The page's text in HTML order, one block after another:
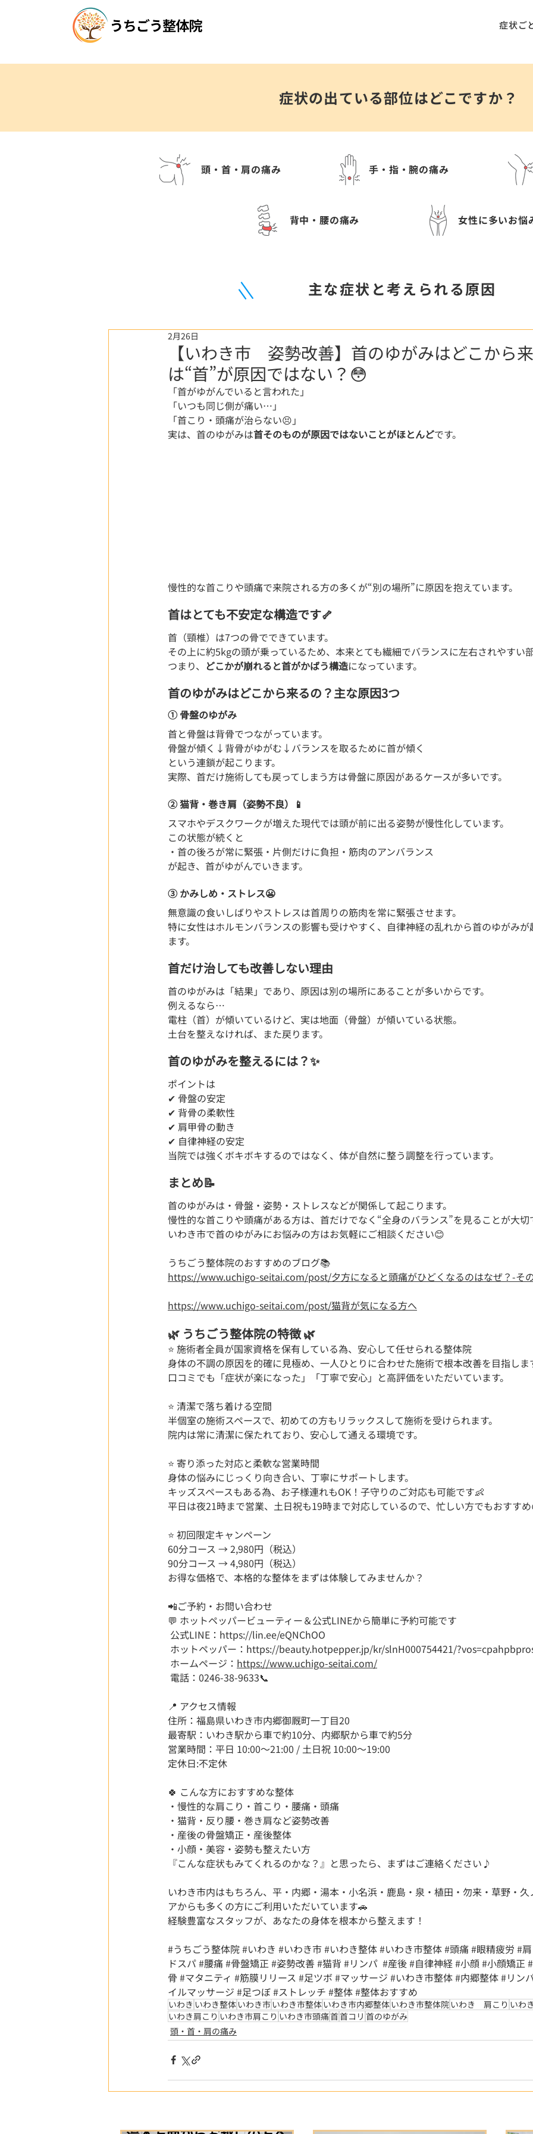
症状ご
症状の出ている部位はどこですか？
頭・首・肩の痛み 手・指・腕の痛み
背中・腰の痛み 女性に多いお悩
主な症状と考えられる原因
【いわき市 姿勢改善】首のゆがみはどこから
は“首”が原因ではない？😳
2月26日
「首がゆがんでいると言われた」
「いつも同じ側が痛い…」
「首こり・頭痛が治らない😣」
実は、首のゆがみは首そのものが原因ではないことがほとんどです。
慢性的な首こりや頭痛で来院される方の多くが“別の場所”に原因を抱えています。
首はとても不安定な構造です🦴
首（頸椎）は7つの骨でできています。
その上に約5kgの頭が乗っているため、本来とても繊細でバランスに左右されやすい部
つまり、 どこかが崩れると首がかばう構造になっています。
首のゆがみはどこから来るの？主な原因3つ
① 骨盤のゆがみ
首と骨盤は背骨でつながっています。
骨盤が傾く↓背骨がゆがむ↓バランスを取るために首が傾く
という連鎖が起こります。
実際、首だけ施術しても戻ってしまう方は骨盤に原因があるケースが多いです。
② 猫背・巻き肩（姿勢不良）📱
スマホやデスクワークが増えた現代では頭が前に出る姿勢が慢性化しています。
この状態が続くと
・首の後ろが常に緊張・片側だけに負担・筋肉のアンバランス
が起き、首がゆがんでいきます。
③ かみしめ・ストレス😬
無意識の食いしばりやストレスは首周りの筋肉を常に緊張させます。
特に女性はホルモンバランスの影響も受けやすく、自律神経の乱れから首のゆがみが
ます。
首だけ治しても改善しない理由
首のゆがみは「結果」であり、原因は別の場所にあることが多いからです。
例えるなら…
電柱（首）が傾いているけど、実は地面（骨盤）が傾いている状態。
土台を整えなければ、また戻ります。
首のゆがみを整えるには？✨
ポイントは
✔ 骨盤の安定
✔ 背骨の柔軟性
✔ 肩甲骨の動き
✔ 自律神経の安定
当院では強くボキボキするのではなく、体が自然に整う調整を行っています。
まとめ📝
首のゆがみは・骨盤・姿勢・ストレスなどが関係して起こります。
慢性的な首こりや頭痛がある方は、首だけでなく“全身のバランス”を見ることが大切
いわき市で首のゆがみにお悩みの方はお気軽にご相談ください😊
うちごう整体院のおすすめのブログ📚
https://www.uchigo-seitai.com/post/夕方になると頭痛がひどくなるのはなぜ？-そ
https://www.uchigo-seitai.com/post/猫背が気になる方へ
🌿 うちごう整体院の特徴 🌿
⭐ 施術者全員が国家資格を保有している為、安心して任せられる整体院
身体の不調の原因を的確に見極め、一人ひとりに合わせた施術で根本改善を目指しま
口コミでも「症状が楽になった」「丁寧で安心」と高評価をいただいています。
⭐ 清潔で落ち着ける空間
半個室の施術スペースで、初めての方もリラックスして施術を受けられます。
院内は常に清潔に保たれており、安心して通える環境です。
⭐ 寄り添った対応と柔軟な営業時間
身体の悩みにじっくり向き合い、丁寧にサポートします。
キッズスペースもある為、お子様連れもOK！子守りのご対応も可能です👶
平日は夜21時まで営業、土日祝も19時まで対応しているので、忙しい方でもおすすめ
⭐ 初回限定キャンペーン
60分コース → 2,980円（税込）
90分コース → 4,980円（税込）
お得な価格で、本格的な整体をまずは体験してみませんか？
📲ご予約・お問い合わせ
💬 ホットペッパービューティー＆公式LINEから簡単に予約可能です
公式LINE： https://lin.ee/eQNChOO
ホットペッパー： https://beauty.hotpepper.jp/kr/slnH000754421/
ホームページ： https://www.uchigo-seitai.com/
電話：0246-38-9633📞
📍 アクセス情報
住所：福島県いわき市内郷御厩町一丁目20
最寄駅：いわき駅から車で約10分、内郷駅から車で約5分
営業時間：平日 10:00～21:00 / 土日祝 10:00～19:00
定休日:不定休
🍀 こんな方におすすめな整体
・慢性的な肩こり・首こり・腰痛・頭痛
・猫背・反り腰・巻き肩など姿勢改善
・産後の骨盤矯正・産後整体
・小顔・美容・姿勢も整えたい方
『こんな症状もみてくれるのかな？』と思ったら、まずはご連絡ください♪
いわき市内はもちろん、平・内郷・湯本・小名浜・鹿島・泉・植田・勿来・草野・久
アからも多くの方にご利用いただいています🚗
経験豊富なスタッフが、あなたの身体を根本から整えます！
#うちごう整体院#いわき #いわき市#いわき整体#いわき市整体#頭痛#眼精疲労 #
ドスパ#腰痛#骨盤矯正#姿勢改善#猫背 #リンパ #産後#自律神経#小顔#小顔矯正
骨 #マタニティ #筋膜リリース #足ツボ #マッサージ #いわき市整体#内郷整体#リン
イルマッサージ #足つぼ#ストレッチ #整体#整体おすすめ
いわき いわき整体いわき市いわき市整体いわき市内郷整体いわき市整体院いわき 肩こり いわ
いわき肩こり いわき市肩こり いわき市頭痛首首コリ 首のゆがみ
頭・首・肩の痛み